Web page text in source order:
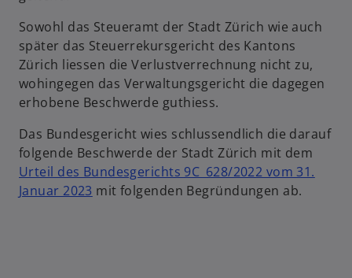
e
ö
f
f
n
e
t
Sowohl das Steueramt der Stadt Zürich wie auch
später das Steuerrekursgericht des Kantons
Zürich liessen die Verlustverrechnung nicht zu,
wohingegen das Verwaltungsgericht die dagegen
erhobene Beschwerde guthiess.
Das Bundesgericht wies schlussendlich die darauf
folgende Beschwerde der Stadt Zürich mit dem
Urteil des Bundesgerichts 9C_628/2022 vom 31.
Januar 2023 mit folgenden Begründungen ab.